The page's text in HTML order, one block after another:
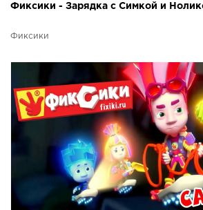
Фиксики - Зарядка с Симкой и
Фиксики